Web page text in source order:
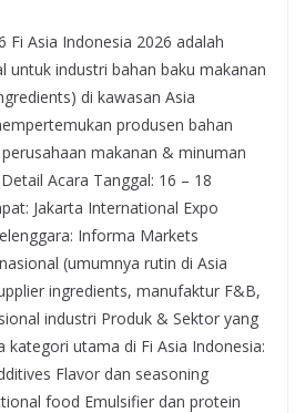
Fi Asia Indonesia 2026 adalah
untuk industri bahan baku makanan
di kawasan Asia
produsen bahan
makanan & minuman
Acara Tanggal: 16 – 18
Jakarta International Expo
Informa Markets
(umumnya rutin di Asia
ingredients, manufaktur F&B,
industri Produk & Sektor yang
kategori utama di Fi Asia Indonesia:
Flavor dan seasoning
food Emulsifier dan protein